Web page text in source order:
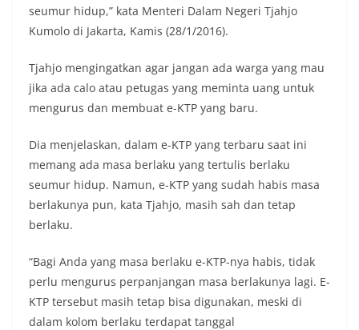
seumur hidup,” kata Menteri Dalam Negeri Tjahjo
Kumolo di Jakarta, Kamis (28/1/2016).
Tjahjo mengingatkan agar jangan ada warga yang mau
jika ada calo atau petugas yang meminta uang untuk
mengurus dan membuat e-KTP yang baru.
Dia menjelaskan, dalam e-KTP yang terbaru saat ini
memang ada masa berlaku yang tertulis berlaku
seumur hidup. Namun, e-KTP yang sudah habis masa
berlakunya pun, kata Tjahjo, masih sah dan tetap
berlaku.
“Bagi Anda yang masa berlaku e-KTP-nya habis, tidak
perlu mengurus perpanjangan masa berlakunya lagi. E-
KTP tersebut masih tetap bisa digunakan, meski di
dalam kolom berlaku terdapat tanggal